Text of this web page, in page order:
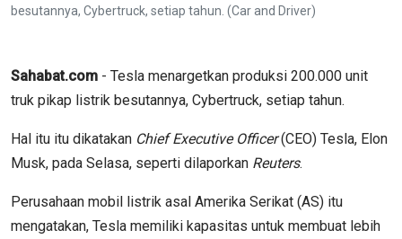
besutannya, Cybertruck, setiap tahun. (Car and Driver)
Sahabat.com - Tesla menargetkan produksi 200.000 unit
truk pikap listrik besutannya, Cybertruck, setiap tahun.
Hal itu itu dikatakan Chief Executive Officer(CEO) Tesla, Elon
Musk, pada Selasa, seperti dilaporkan Reuters.
Perusahaan mobil listrik asal Amerika Serikat (AS) itu
mengatakan, Tesla memiliki kapasitas untuk membuat lebih